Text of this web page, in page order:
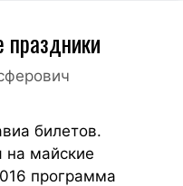
праздники
билетов.
на майские
программа